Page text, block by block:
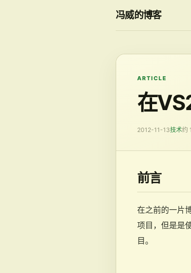
冯威的博客
ARTICLE
在
2012-11-13技术约
前言
在之前的一片
项目，但是是
目。